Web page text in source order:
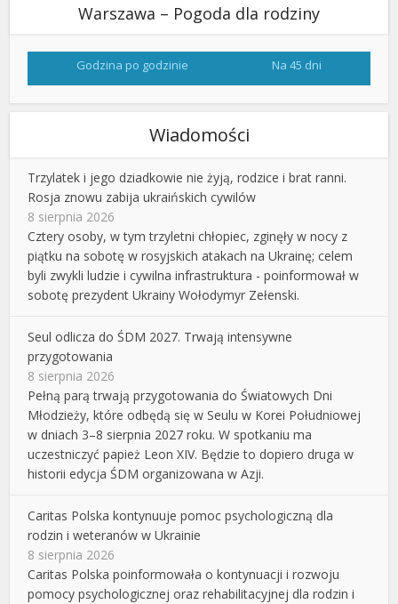
Warszawa – Pogoda dla rodziny
Godzina po godzinie Na 45 dni
Wiadomości
Trzylatek i jego dziadkowie nie żyją, rodzice i brat ranni.
Rosja znowu zabija ukraińskich cywilów
8 sierpnia 2026
Cztery osoby, w tym trzyletni chłopiec, zginęły w nocy z
piątku na sobotę w rosyjskich atakach na Ukrainę; celem
byli zwykli ludzie i cywilna infrastruktura - poinformował w
sobotę prezydent Ukrainy Wołodymyr Zełenski.
Seul odlicza do ŚDM 2027. Trwają intensywne
przygotowania
8 sierpnia 2026
Pełną parą trwają przygotowania do Światowych Dni
Młodzieży, które odbędą się w Seulu w Korei Południowej
w dniach 3–8 sierpnia 2027 roku. W spotkaniu ma
uczestniczyć papież Leon XIV. Będzie to dopiero druga w
historii edycja ŚDM organizowana w Azji.
Caritas Polska kontynuuje pomoc psychologiczną dla
rodzin i weteranów w Ukrainie
8 sierpnia 2026
Caritas Polska poinformowała o kontynuacji i rozwoju
pomocy psychologicznej oraz rehabilitacyjnej dla rodzin i